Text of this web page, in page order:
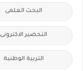
البحث العلمى
التحضير الاكترونى
التربية الوطنية